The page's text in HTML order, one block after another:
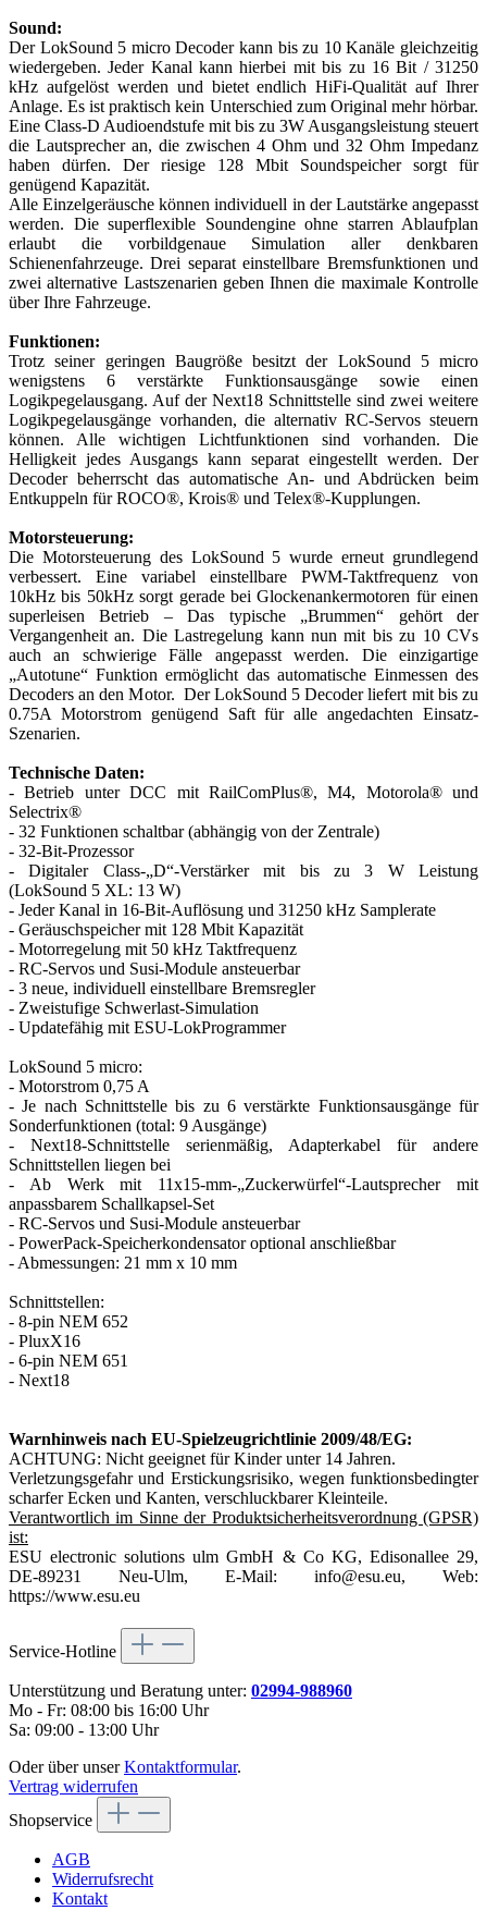
Sound:
Der LokSound 5 micro Decoder kann bis zu 10 Kanäle gleichzeitig
wiedergeben. Jeder Kanal kann hierbei mit bis zu 16 Bit / 31250
kHz aufgelöst werden und bietet endlich HiFi-Qualität auf Ihrer
Anlage. Es ist praktisch kein Unterschied zum Original mehr hörbar.
Eine Class-D Audioendstufe mit bis zu 3W Ausgangsleistung steuert
die Lautsprecher an, die zwischen 4 Ohm und 32 Ohm Impedanz
haben dürfen. Der riesige 128 Mbit Soundspeicher sorgt für
genügend Kapazität.
Alle Einzelgeräusche können individuell in der Lautstärke angepasst
werden. Die superflexible Soundengine ohne starren Ablaufplan
erlaubt die vorbildgenaue Simulation aller denkbaren
Schienenfahrzeuge. Drei separat einstellbare Bremsfunktionen und
zwei alternative Lastszenarien geben Ihnen die maximale Kontrolle
über Ihre Fahrzeuge.
Funktionen:
Trotz seiner geringen Baugröße besitzt der LokSound 5 micro
wenigstens 6 verstärkte Funktionsausgänge sowie einen
Logikpegelausgang. Auf der Next18 Schnittstelle sind zwei weitere
Logikpegelausgänge vorhanden, die alternativ RC-Servos steuern
können. Alle wichtigen Lichtfunktionen sind vorhanden. Die
Helligkeit jedes Ausgangs kann separat eingestellt werden. Der
Decoder beherrscht das automatische An- und Abdrücken beim
Entkuppeln für ROCO®, Krois® und Telex®-Kupplungen.
Motorsteuerung:
Die Motorsteuerung des LokSound 5 wurde erneut grundlegend
verbessert. Eine variabel einstellbare PWM-Taktfrequenz von
10kHz bis 50kHz sorgt gerade bei Glockenankermotoren für einen
superleisen Betrieb – Das typische „Brummen“ gehört der
Vergangenheit an. Die Lastregelung kann nun mit bis zu 10 CVs
auch an schwierige Fälle angepasst werden. Die einzigartige
„Autotune“ Funktion ermöglicht das automatische Einmessen des
Decoders an den Motor. Der LokSound 5 Decoder liefert mit bis zu
0.75A Motorstrom genügend Saft für alle angedachten Einsatz-
Szenarien.
Technische Daten:
- Betrieb unter DCC mit RailComPlus®, M4, Motorola® und
Selectrix®
- 32 Funktionen schaltbar (abhängig von der Zentrale)
- 32-Bit-Prozessor
- Digitaler Class-„D“-Verstärker mit bis zu 3 W Leistung
(LokSound 5 XL: 13 W)
- Jeder Kanal in 16-Bit-Auflösung und 31250 kHz Samplerate
- Geräuschspeicher mit 128 Mbit Kapazität
- Motorregelung mit 50 kHz Taktfrequenz
- RC-Servos und Susi-Module ansteuerbar
- 3 neue, individuell einstellbare Bremsregler
- Zweistufige Schwerlast-Simulation
- Updatefähig mit ESU-LokProgrammer
LokSound 5 micro:
- Motorstrom 0,75 A
- Je nach Schnittstelle bis zu 6 verstärkte Funktionsausgänge für
Sonderfunktionen (total: 9 Ausgänge)
- Next18-Schnittstelle serienmäßig, Adapterkabel für andere
Schnittstellen liegen bei
- Ab Werk mit 11x15-mm-„Zuckerwürfel“-Lautsprecher mit
anpassbarem Schallkapsel-Set
- RC-Servos und Susi-Module ansteuerbar
- PowerPack-Speicherkondensator optional anschließbar
- Abmessungen: 21 mm x 10 mm
Schnittstellen:
- 8-pin NEM 652
- PluxX16
- 6-pin NEM 651
- Next18
Warnhinweis nach EU-Spielzeugrichtlinie 2009/48/EG:
ACHTUNG: Nicht geeignet für Kinder unter 14 Jahren.
Verletzungsgefahr und Erstickungsrisiko, wegen funktionsbedingter
scharfer Ecken und Kanten, verschluckbarer Kleinteile.
Verantwortlich im Sinne der Produktsicherheitsverordnung (GPSR)
ist:
ESU electronic solutions ulm GmbH & Co KG, Edisonallee 29,
DE-89231 Neu-Ulm, E-Mail: info@esu.eu, Web:
https://www.esu.eu
Service-Hotline
Unterstützung und Beratung unter: 02994-988960
Mo - Fr: 08:00 bis 16:00 Uhr
Sa: 09:00 - 13:00 Uhr
Oder über unserKontaktformular.
Vertrag widerrufen
Shopservice
AGB
Widerrufsrecht
Kontakt